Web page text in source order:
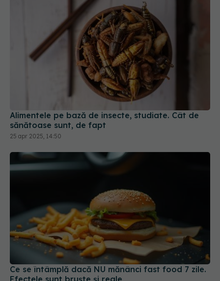
Alimentele pe bază de insecte, studiate. Cât de
sănătoase sunt, de fapt
25 apr 2025, 14:50
Ce se întâmplă dacă NU mănânci fast food 7 zile.